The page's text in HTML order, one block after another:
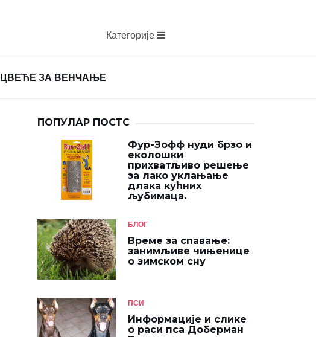
Категорије
ЦВЕЋЕ ЗА ВЕНЧАЊЕ
ПОПУЛАР ПОСТС
Фур-Зофф нуди брзо и
еколошки
прихватљиво решење
за лако уклањање
длака кућних
љубимаца.
БЛОГ
Време за спавање:
занимљиве чињенице
о зимском сну
ПСИ
Информације и слике
о раси пса Доберман